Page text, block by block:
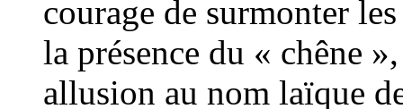
courage de surmonter
la présence du « chêne
allusion au nom laïque